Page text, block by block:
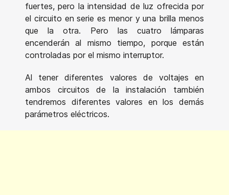
fuertes, pero la intensidad de luz ofrecida por
el circuito en serie es menor y una brilla menos
que la otra. Pero las cuatro lámparas
encenderán al mismo tiempo, porque están
controladas por el mismo interruptor.
Al tener diferentes valores de voltajes en
ambos circuitos de la instalación también
tendremos diferentes valores en los demás
parámetros eléctricos.